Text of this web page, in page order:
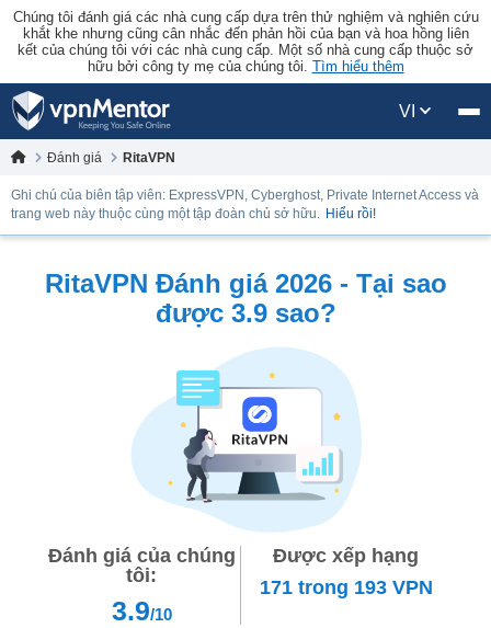
Chúng tôi đánh giá các nhà cung cấp dựa trên thử nghiệm và nghiên cứu
khắt khe nhưng cũng cân nhắc đến phản hồi của bạn và hoa hồng liên
kết của chúng tôi với các nhà cung cấp. Một số nhà cung cấp thuộc sở
hữu bởi công ty mẹ của chúng tôi. Tìm hiểu thêm
VI
Đánh giá RitaVPN
Ghi chú của biên tập viên: ExpressVPN, Cyberghost, Private Internet Access và
trang web này thuộc cùng một tập đoàn chủ sở hữu. Hiểu rồi!
RitaVPN Đánh giá 2026 - Tại sao
được 3.9 sao?
Đánh giá của chúng
tôi:
3.9/10
Được xếp hạng
171 trong 193VPN